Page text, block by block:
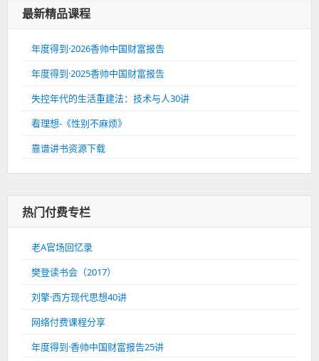
最新精品课程
年度得到·2026香帅中国财富报告
年度得到·2025香帅中国财富报告
失控年代的生活重建法：技术与人30讲
看理想-《性别不麻烦》
靠谱讲书资源下载
热门付费专栏
老A官场回忆录
樊登读书会（2017）
刘擎·西方现代思想40讲
网络付费课程分享
年度得到·香帅中国财富报告25讲